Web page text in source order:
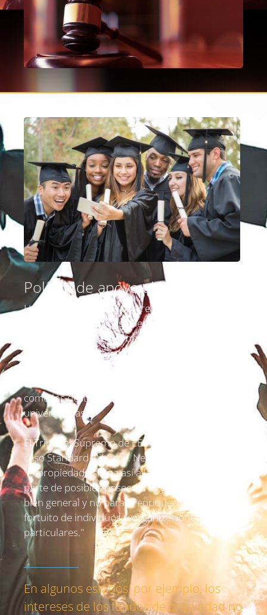
Política de apoyo al bien público
Hasta que los fondos son recuperados por su
legítimo propietario, se destinan al bien público.
Sin que ello afecte a la obligación del Estado de
devolver los fondos no reclamados, las
recaudaciones se utilizan para financiar
operaciones, incluidos programas especiales
como los destinados a escuelas públicas y becas
universitarias.
El Tribunal Supremo de EE.UU. declaró en el
caso Standard Oil Co. v. New Jersey de 1951 que
"la propiedad escapa así a la incautación por
parte de posibles poseedores y se utiliza para el
bien general y no para el enriquecimiento
fortuito de individuos u organizaciones
particulares."
En algunos estados, por ejemplo, los
intereses de los fondos de propiedad no